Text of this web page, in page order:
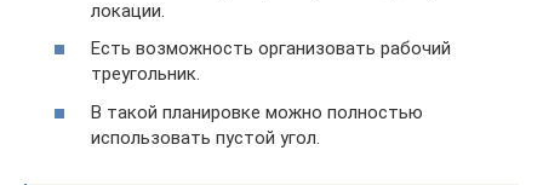
локации.
Есть возможность организовать рабочий
треугольник.
В такой планировке можно полностью
использовать пустой угол.